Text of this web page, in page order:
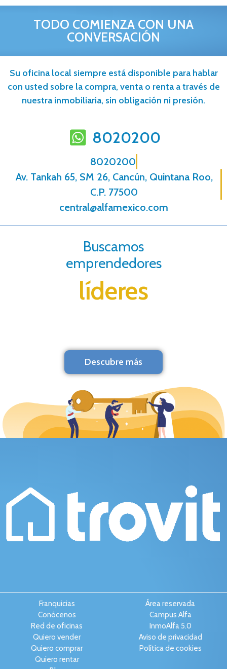
TODO COMIENZA CON UNA
CONVERSACIÓN
Su oficina local siempre está disponible para hablar
con usted sobre la compra, venta o renta a través de
nuestra inmobiliaria, sin obligación ni presión.
8020200
8020200
Av. Tankah 65, SM 26, Cancún, Quintana Roo,
C.P. 77500
central@alfamexico.com
Buscamos
emprendedores
líderes
Descubre más
Franquicias
Conócenos
Red de oficinas
Quiero vender
Quiero comprar
Quiero rentar
Área reservada
Campus Alfa
InmoAlfa 5.0
Aviso de privacidad
Política de cookies